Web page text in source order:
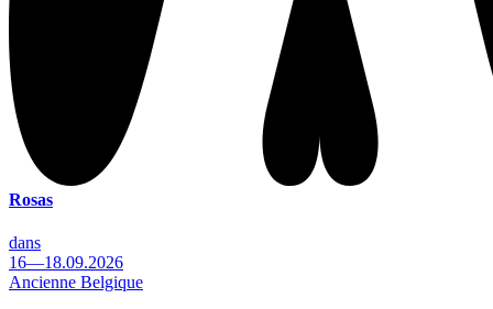
Rosas
dans
16—18.09.2026
Ancienne Belgique